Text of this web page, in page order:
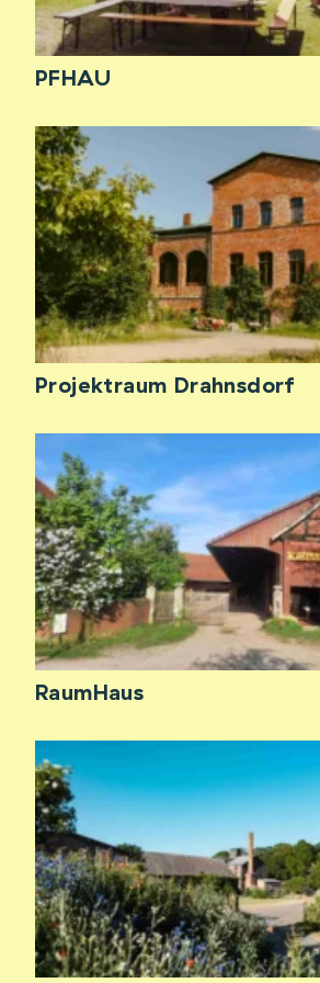
PFHAU
Projektraum Drahnsdorf
RaumHaus